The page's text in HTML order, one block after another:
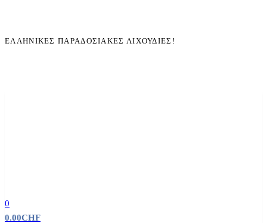
ΕΛΛΗΝΙΚΈΣ ΠΑΡΑΔΟΣΙΑΚΈΣ ΛΙΧΟΥΔΙΈΣ!
0
0.00CHF